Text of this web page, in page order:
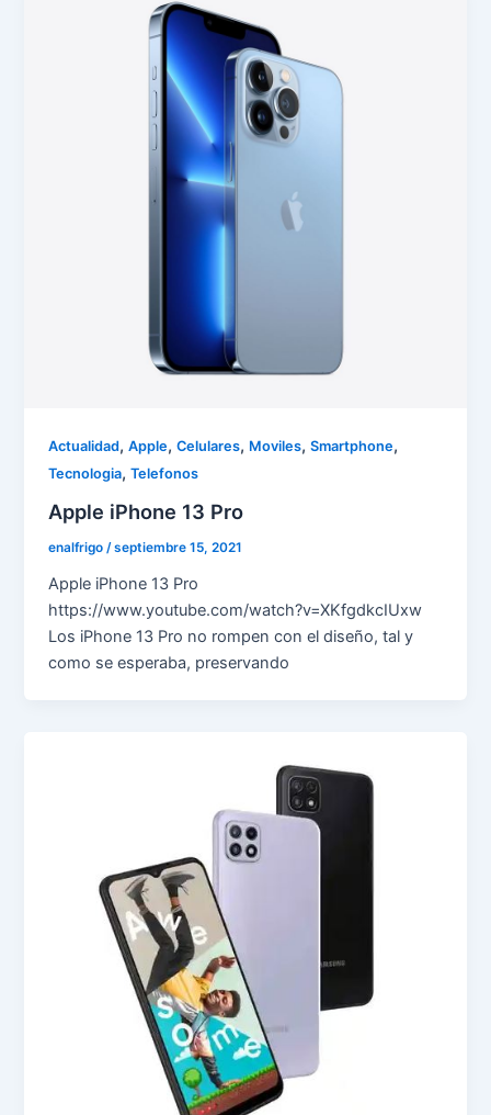
Actualidad,Apple,Celulares, Moviles,Smartphone,
Tecnologia,Telefonos
Apple iPhone 13 Pro
enalfrigo/septiembre 15, 2021
Apple iPhone 13 Pro
https://www.youtube.com/watch?v=XKfgdkcIUxw
Los iPhone 13 Pro no rompen con el diseño, tal y
como se esperaba, preservando